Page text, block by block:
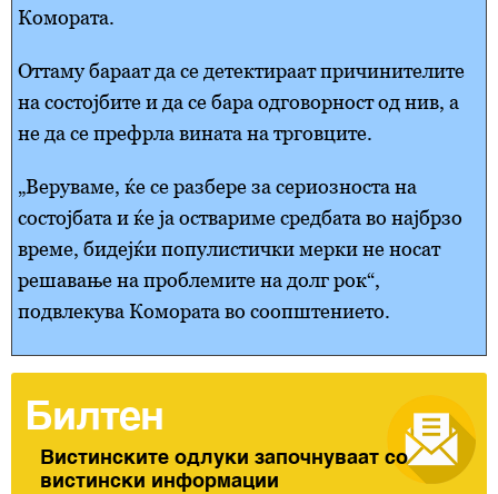
Комората.
Оттаму бараат да се детектираат причинителите
на состојбите и да се бара одговорност од нив, а
не да се префрла вината на трговците.
„Веруваме, ќе се разбере за сериозноста на
состојбата и ќе ја оствариме средбата во најбрзо
време, бидејќи популистички мерки не носат
решавање на проблемите на долг рок“,
подвлекува Комората во соопштението.
Билтен
Вистинските одлуки започнуваат со
вистински информации